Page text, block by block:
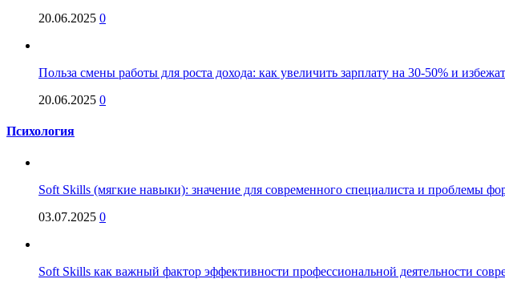
20.06.2025 0
Польза смены работы для роста дохода: как увеличить зарплату на 30-50% и
20.06.2025 0
Психология
Soft Skills (мягкие навыки): значение для современного специалиста и проблемы
03.07.2025 0
Soft Skills как важный фактор эффективности профессиональной деятельности